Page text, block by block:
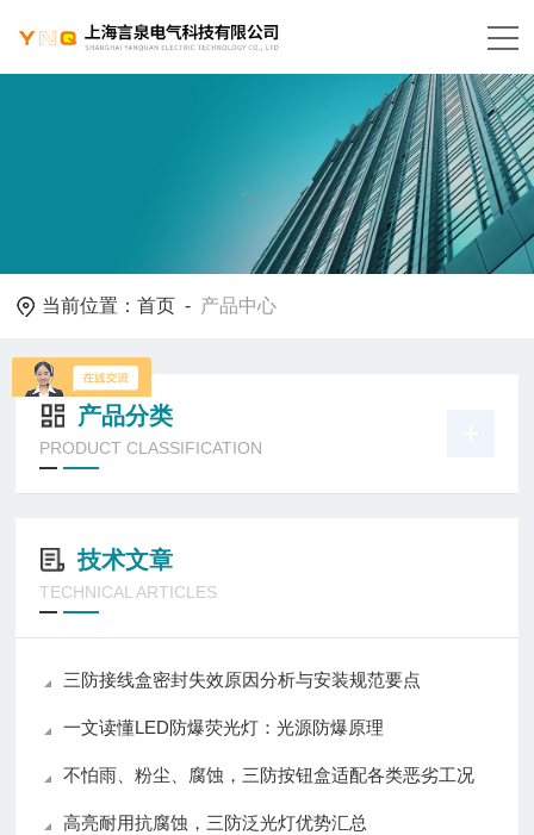
当前位置：首页 - 产品中心
产品分类
PRODUCT CLASSIFICATION
技术文章
TECHNICAL ARTICLES
三防接线盒密封失效原因分析与安装规范要点
一文读懂LED防爆荧光灯：光源防爆原理
不怕雨、粉尘、腐蚀，三防按钮盒适配各类恶劣工况
高亮耐用抗腐蚀，三防泛光灯优势汇总